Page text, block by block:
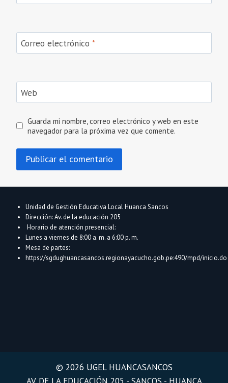
Correo electrónico *
Web
Guarda mi nombre, correo electrónico y web en este
navegador para la próxima vez que comente.
Unidad de Gestión Educativa Local Huanca Sancos
Dirección: Av. de la educación 205
Horario de atención presencial:
Lunes a viernes de 8:00 a. m. a 6:00 p. m.
Mesa de partes:
https://sgdughuancasancos.regionayacucho.gob.pe:490/mpd/inicio.do
© 2026 UGEL HUANCASANCOS